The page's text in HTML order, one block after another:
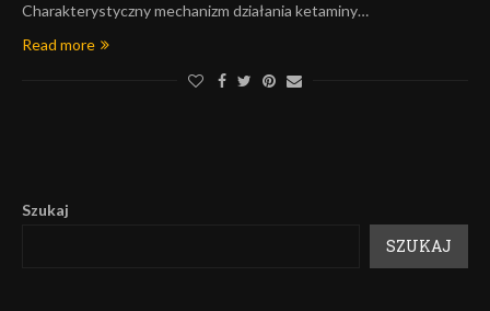
Charakterystyczny mechanizm działania ketaminy…
Read more
Szukaj
SZUKAJ